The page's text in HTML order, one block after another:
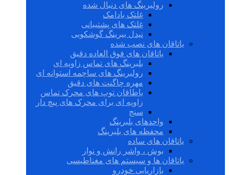
رولبرینگ های دنبال شده
غلتک بادامک
غلتک های پشتیبانی
نیدل بیرینگ گوشکوبی
یاتاقان های نصب شده
یاتاقان های فوق العاده دقیق
بلبرینگ های تماس زاویه ای
رولبرینگ های ساچمه استوانه ای
مهره چاگنت های دقیق
یاطاقان توپ های محرک تماس
زاویه ای برای محرک های پیچ دار
سنج
واحدهای بلبرینگ
محفظه های بلبرینگ
یاتاقان های ساده
بوش ، واشر رانش و نوار
یاتاقان ها و سیستم های مغناطیسی
بازاریابی خودرو